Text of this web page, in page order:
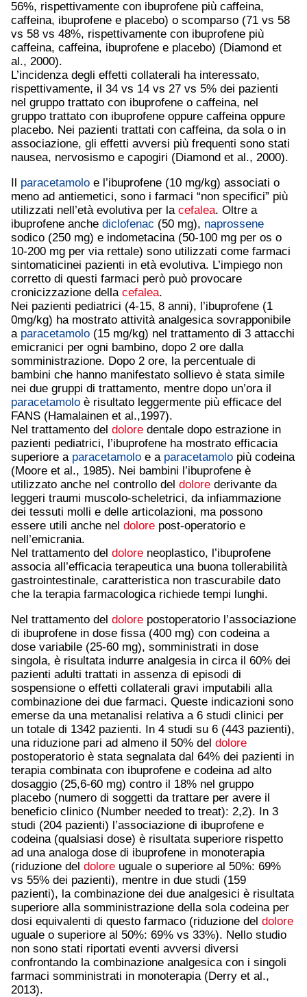
56%, rispettivamente con ibuprofene più caffeina,
caffeina, ibuprofene e placebo) o scomparso (71 vs 58
vs 58 vs 48%, rispettivamente con ibuprofene più
caffeina, caffeina, ibuprofene e placebo) (Diamond et
al., 2000).
L’incidenza degli effetti collaterali ha interessato,
rispettivamente, il 34 vs 14 vs 27 vs 5% dei pazienti
nel gruppo trattato con ibuprofene o caffeina, nel
gruppo trattato con ibuprofene oppure caffeina oppure
placebo. Nei pazienti trattati con caffeina, da sola o in
associazione, gli effetti avversi più frequenti sono stati
nausea, nervosismo e capogiri (Diamond et al., 2000).
Il paracetamolo e l’ibuprofene (10 mg/kg) associati o
meno ad antiemetici, sono i farmaci “non specifici” più
utilizzati nell’età evolutiva per la cefalea. Oltre a
ibuprofene anche diclofenac (50 mg), naprossene
sodico (250 mg) e indometacina (50-100 mg per os o
10-200 mg per via rettale) sono utilizzati come farmaci
sintomaticinei pazienti in età evolutiva. L’impiego non
corretto di questi farmaci però può provocare
cronicizzazione della cefalea.
Nei pazienti pediatrici (4-15, 8 anni), l’ibuprofene (1
0mg/kg) ha mostrato attività analgesica sovrapponibile
a paracetamolo (15 mg/kg) nel trattamento di 3 attacchi
emicranici per ogni bambino, dopo 2 ore dalla
somministrazione. Dopo 2 ore, la percentuale di
bambini che hanno manifestato sollievo è stata simile
nei due gruppi di trattamento, mentre dopo un’ora il
paracetamolo è risultato leggermente più efficace del
FANS (Hamalainen et al.,1997).
Nel trattamento del dolore dentale dopo estrazione in
pazienti pediatrici, l’ibuprofene ha mostrato efficacia
superiore a paracetamolo e a paracetamolo più codeina
(Moore et al., 1985). Nei bambini l’ibuprofene è
utilizzato anche nel controllo del dolore derivante da
leggeri traumi muscolo-scheletrici, da infiammazione
dei tessuti molli e delle articolazioni, ma possono
essere utili anche nel dolore post-operatorio e
nell’emicrania.
Nel trattamento del dolore neoplastico, l’ibuprofene
associa all’efficacia terapeutica una buona tollerabilità
gastrointestinale, caratteristica non trascurabile dato
che la terapia farmacologica richiede tempi lunghi.
Nel trattamento del dolore postoperatorio l’associazione
di ibuprofene in dose fissa (400 mg) con codeina a
dose variabile (25-60 mg), somministrati in dose
singola, è risultata indurre analgesia in circa il 60% dei
pazienti adulti trattati in assenza di episodi di
sospensione o effetti collaterali gravi imputabili alla
combinazione dei due farmaci. Queste indicazioni sono
emerse da una metanalisi relativa a 6 studi clinici per
un totale di 1342 pazienti. In 4 studi su 6 (443 pazienti),
una riduzione pari ad almeno il 50% del dolore
postoperatorio è stata segnalata dal 64% dei pazienti in
terapia combinata con ibuprofene e codeina ad alto
dosaggio (25,6-60 mg) contro il 18% nel gruppo
placebo (numero di soggetti da trattare per avere il
beneficio clinico (Number needed to treat): 2,2). In 3
studi (204 pazienti) l’associazione di ibuprofene e
codeina (qualsiasi dose) è risultata superiore rispetto
ad una analoga dose di ibuprofene in monoterapia
(riduzione del dolore uguale o superiore al 50%: 69%
vs 55% dei pazienti), mentre in due studi (159
pazienti), la combinazione dei due analgesici è risultata
superiore alla somministrazione della sola codeina per
dosi equivalenti di questo farmaco (riduzione del dolore
uguale o superiore al 50%: 69% vs 33%). Nello studio
non sono stati riportati eventi avversi diversi
confrontando la combinazione analgesica con i singoli
farmaci somministrati in monoterapia (Derry et al.,
2013).